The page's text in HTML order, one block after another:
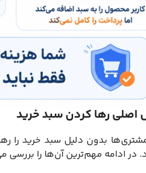
بدون دلیل سبد خرید را
ادامه مهم‌ترین آن‌ها را بررسی